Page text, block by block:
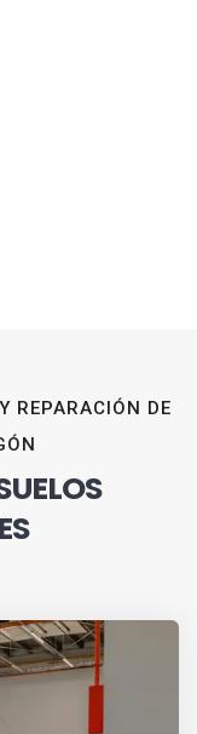
REPARACIÓN DE